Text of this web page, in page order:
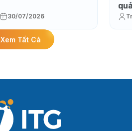
30/07/2026
Xem Tất Cả